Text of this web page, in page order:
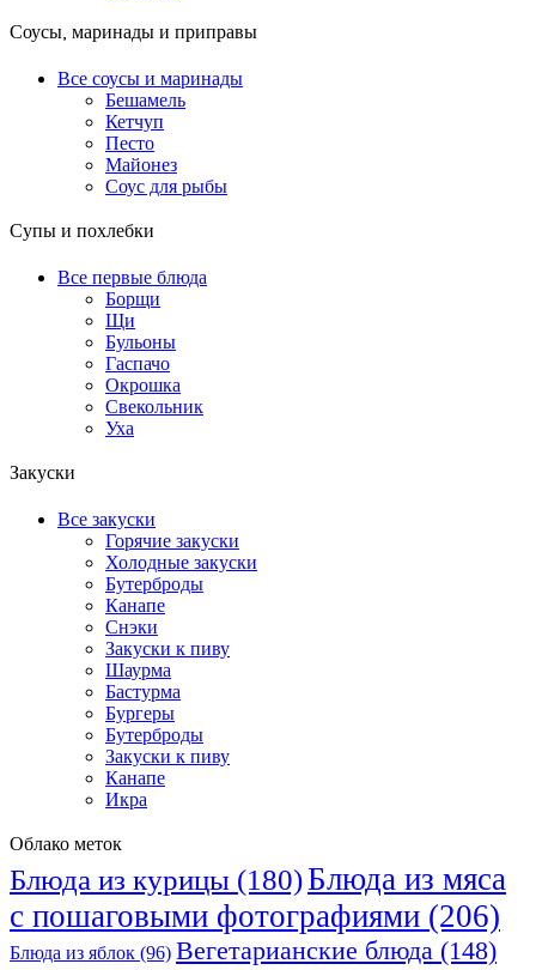
Соусы, маринады и приправы
Все соусы и маринады
Бешамель
Кетчуп
Песто
Майонез
Соус для рыбы
Супы и похлебки
Все первые блюда
Борщи
Щи
Бульоны
Гаспачо
Окрошка
Свекольник
Уха
Закуски
Все закуски
Горячие закуски
Холодные закуски
Бутерброды
Канапе
Снэки
Закуски к пиву
Шаурма
Бастурма
Бургеры
Бутерброды
Закуски к пиву
Канапе
Икра
Облако меток
Блюда из курицы (180)Блюда из мяса
с пошаговыми фотографиями (206)
Блюда из яблок (96) Вегетарианские блюда (148)